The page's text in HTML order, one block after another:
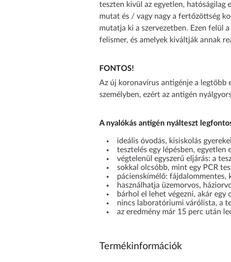
teszten kívül az egyetlen, hatóságilag
mutat és / vagy nagy a fertőzöttség
mutatja ki a szervezetben. Ezen felül
felismer, és amelyek kiváltják annak
FONTOS!
Az új koronavírus antigénje a
személyben, ezért az antigén
A nyalókás antigén nyálteszt
ideális óvodás, kisiskolás
tesztelés egy lépésben, egyetlen
végtelenül egyszerű eljárás: a
sokkal olcsóbb, mint egy PCR
pácienskímélő: fájdalommentes,
használhatja üzemorvos,
bárhol el lehet végezni, akár egy
nincs laboratóriumi várólista, a
az eredmény már 15 perc után
Termékinformációk